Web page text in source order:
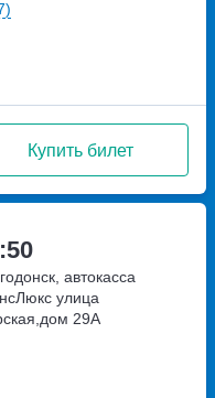
Купить билет
автокасса
улица
29А